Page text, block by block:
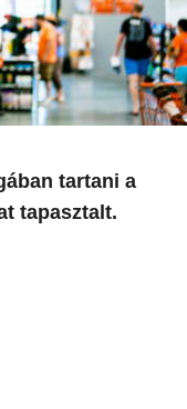
tartani a
tapasztalt.